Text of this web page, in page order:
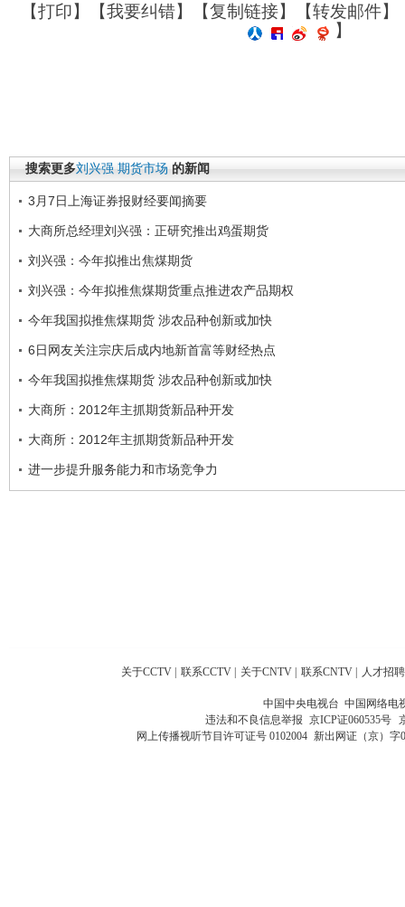
【打印】【我要纠错】【复制链接】【转发邮件】
】
搜索更多刘兴强 期货市场 的新闻
3月7日上海证券报财经要闻摘要
大商所总经理刘兴强：正研究推出鸡蛋期货
刘兴强：今年拟推出焦煤期货
刘兴强：今年拟推焦煤期货重点推进农产品期权
今年我国拟推焦煤期货 涉农品种创新或加快
6日网友关注宗庆后成内地新首富等财经热点
今年我国拟推焦煤期货 涉农品种创新或加快
大商所：2012年主抓期货新品种开发
大商所：2012年主抓期货新品种开发
进一步提升服务能力和市场竞争力
关于CCTV 联系CCTV 关于CNTV 联系CNTV 人才招聘
中国中央电视台 中国网络电
违法和不良信息举报 京ICP证060535号
网上传播视听节目许可证号 0102004 新出网证（京）